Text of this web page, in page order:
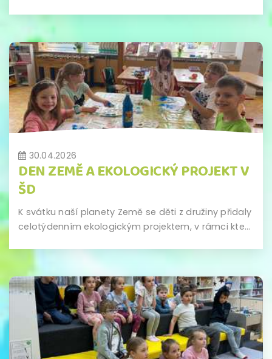
30.04.2026
DEN ZEMĚ A EKOLOGICKÝ PROJEKT V
ŠD
K svátku naší planety Země se děti z družiny přidaly
celotýdenním ekologickým projektem, v rámci kte...